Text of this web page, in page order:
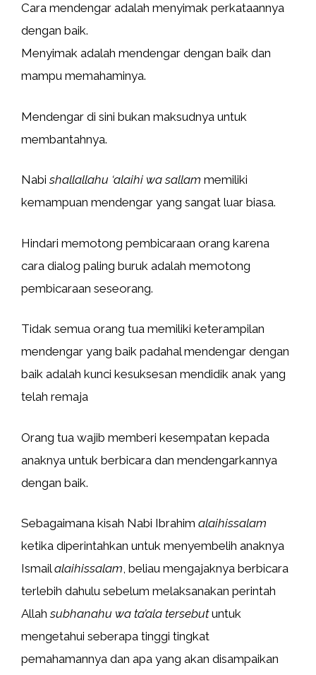
Cara mendengar adalah menyimak perkataannya
dengan baik.
Menyimak adalah mendengar dengan baik dan
mampu memahaminya.
Mendengar di sini bukan maksudnya untuk
membantahnya.
Nabishallallahu ‘alaihi wa sallam memiliki
kemampuan mendengar yang sangat luar biasa.
Hindari memotong pembicaraan orang karena
cara dialog paling buruk adalah memotong
pembicaraan seseorang.
Tidak semua orang tua memiliki keterampilan
mendengar yang baik padahal mendengar dengan
baik adalah kunci kesuksesan mendidik anak yang
telah remaja
Orang tua wajib memberi kesempatan kepada
anaknya untuk berbicara dan mendengarkannya
dengan baik.
Sebagaimana kisah Nabi Ibrahim alaihissalam
ketika diperintahkan untuk menyembelih anaknya
Ismailalaihissalam, beliau mengajaknya berbicara
terlebih dahulu sebelum melaksanakan perintah
Allahsubhanahu wa ta’ala tersebutuntuk
mengetahui seberapa tinggi tingkat
pemahamannya dan apa yang akan disampaikan